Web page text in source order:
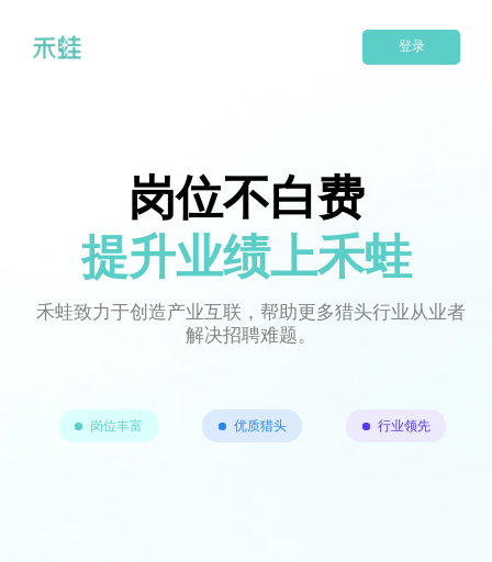
登录
岗位不白费
提升业绩上禾蛙
禾蛙致力于创造产业互联，帮助更多猎头行业从业者
解决招聘难题。
岗位丰富 优质猎头 行业领先